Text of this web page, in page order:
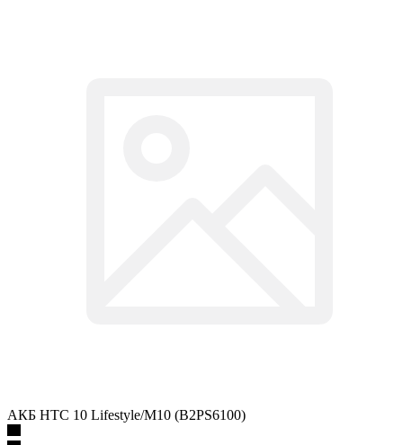
АКБ HTC 10 Lifestyle/M10 (B2PS6100)